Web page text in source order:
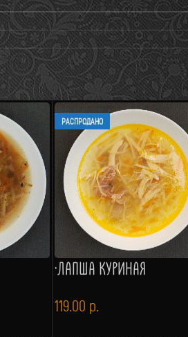
РАСПРОДАНО
·ЛАПША КУРИНАЯ
119.00 р.